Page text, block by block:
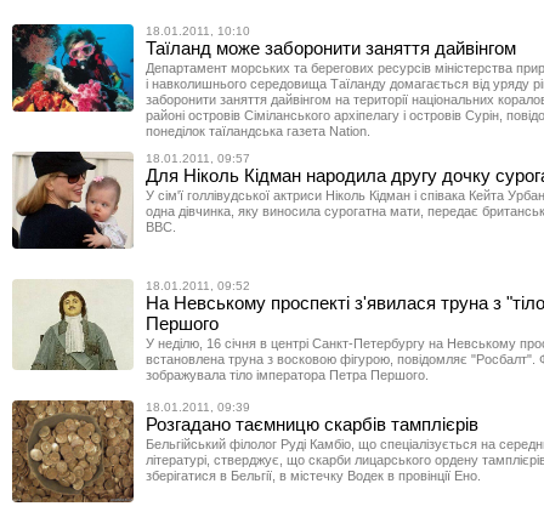
18.01.2011, 10:10
Таїланд може заборонити заняття дайвінгом
Департамент морських та берегових ресурсів міністерства
і навколишнього середовища Таїланду домагається від уряду
заборонити заняття дайвінгом на території національних
районі островів Сіміланського архіпелагу і островів Сурін,
понеділок таїландська газета Nation.
18.01.2011, 09:57
Для Ніколь Кідман народила другу дочку
У сім'ї голлівудської актриси Ніколь Кідман і співака Кейта
одна дівчинка, яку виносила сурогатна мати, передає
ВВС.
18.01.2011, 09:52
На Невському проспекті з'явилася труна з
Першого
У неділю, 16 січня в центрі Санкт-Петербургу на Невському
встановлена труна з восковою фігурою, повідомляє "Росбалт".
зображувала тіло імператора Петра Першого.
18.01.2011, 09:39
Розгадано таємницю скарбів тамплієрів
Бельгійський філолог Руді Камбіо, що спеціалізується на
літературі, стверджує, що скарби лицарського ордену
зберігатися в Бельгії, в містечку Водек в провінції Ено.